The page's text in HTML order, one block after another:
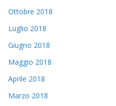
Ottobre 2018
Luglio 2018
Giugno 2018
Maggio 2018
Aprile 2018
Marzo 2018